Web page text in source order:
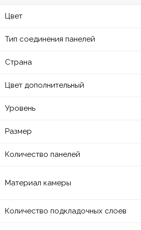
Цвет
Тип соединения панелей
Страна
Цвет дополнительный
Уровень
Размер
Количество панелей
Материал камеры
Количество подкладочных слоев